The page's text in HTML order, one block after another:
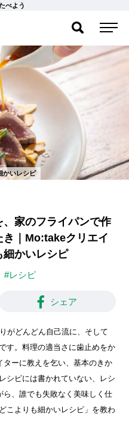
べよう
かいレシピ
家のフライパンで作
き｜Mo:takeクリエイ
細かいレシピ
#レシピ
シェア
がどんどん自己流に、そして
す。料理の適当さに歯止めをか
ーに教えを乞い、基本のきか
シピには書かれていない、レシ
ら、誰でも失敗なく美味しく仕
こよりも細かいレシピ」を教わ